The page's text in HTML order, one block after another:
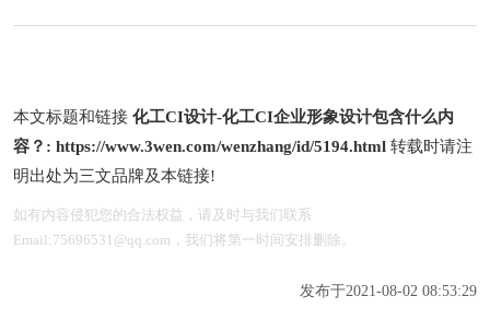
本文标题和链接 化工CI设计-化工CI企业形象设计包含什么内
容？: https://www.3wen.com/wenzhang/id/5194.html 转载时请注
明出处为三文品牌及本链接!
如有内容侵犯您的合法权益，请及时与我们联系
Email:75696531@qq.com，我们将第一时间安排删除。
发布于2021-08-02 08:53:29